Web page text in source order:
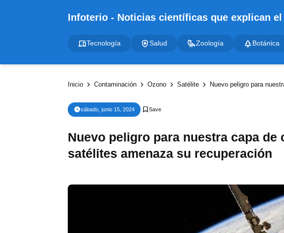
Tecnología Salud Zoología Botánica
Inicio Contaminación Ozono Satélite Nuevo peligro para nuestra
sábado, junio 15, 2024
Nuevo peligro para nuestra capa de
satélites amenaza su recuperación